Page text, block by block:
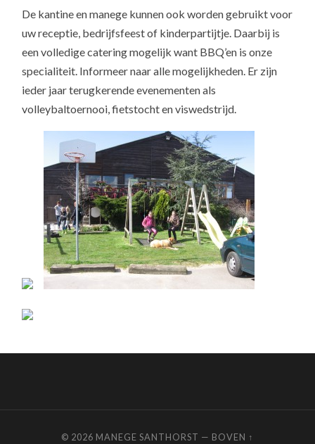
De kantine en manege kunnen ook worden gebruikt voor
uw receptie, bedrijfsfeest of kinderpartijtje. Daarbij is
een volledige catering mogelijk want BBQ’en is onze
specialiteit. Informeer naar alle mogelijkheden. Er zijn
ieder jaar terugkerende evenementen als
volleybaltoernooi, fietstocht en viswedstrijd.
© 2026 MANEGE SANTHORST — BOVEN ↑